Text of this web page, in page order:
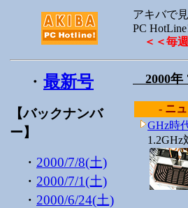
アキバで
PC
＜＜毎
・ 最新号
【バックナンバ
ー】
・ 2000/7/8(土)
・ 2000/7/1(土)
・ 2000/6/24(土)
2000
- ニ
GHz時